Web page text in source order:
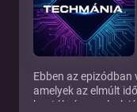
Ebben az epizódban
amelyek az elmúlt
kapták, és amelyek